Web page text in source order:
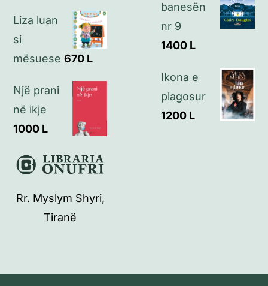
Liza luan
si
mësuese 670 L
Një prani
në ikje
1000 L
banesën
nr 9
1400 L
Ikona e
plagosur
1200 L
Rr. Myslym Shyri,
Tiranë